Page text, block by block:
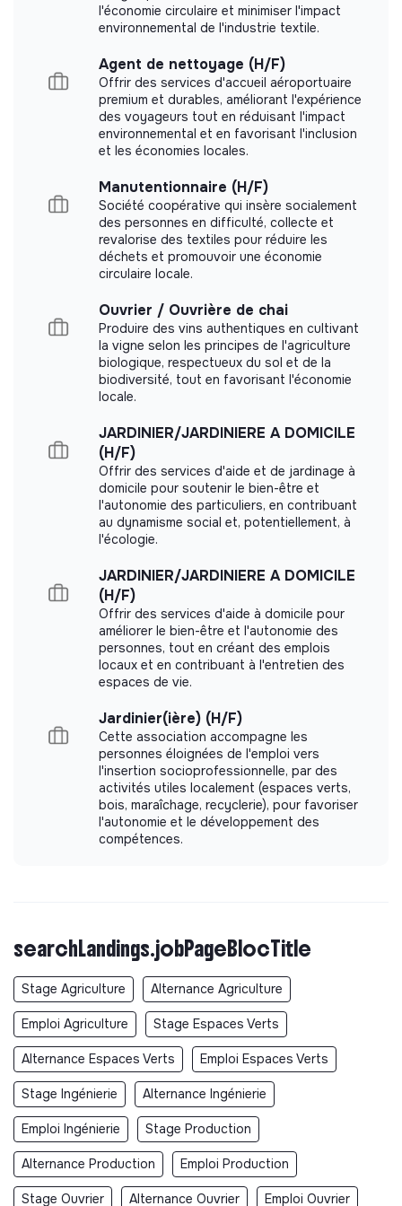
les urbains à la nature
concrètement pour faire évoluer les pratiques du
secteur.
Pourquoi nous rejoindre ?
Participer au lancement d’une nouvelle activité
pleine de sens
Travailler dans une petite équipe engagée et
dynamique
Intervenir sur des projets variés et qualitatifs
👉 Envie de rejoindre l’aventure et de faire évoluer le
paysage vers des pratiques plus respectueuses ? Écris-
nous, on a hâte de te rencontrer.
measurement.
Labels and certifications
This structure did not communicate to us the
labels or certifications that it was able to obtain.
Documents
l'économie circulaire et minimiser l'impact
environnemental de l'industrie textile.
Agent de nettoyage (H/F)
Offrir des services d'accueil aéroportuaire
premium et durables, améliorant l'expérience
des voyageurs tout en réduisant l'impact
environnemental et en favorisant l'inclusion
et les économies locales.
Manutentionnaire (H/F)
Société coopérative qui insère socialement
des personnes en difficulté, collecte et
revalorise des textiles pour réduire les
déchets et promouvoir une économie
circulaire locale.
Ouvrier / Ouvrière de chai
Produire des vins authentiques en cultivant
la vigne selon les principes de l'agriculture
biologique, respectueux du sol et de la
biodiversité, tout en favorisant l'économie
locale.
JARDINIER/JARDINIERE A DOMICILE
(H/F)
Offrir des services d'aide et de jardinage à
domicile pour soutenir le bien-être et
l'autonomie des particuliers, en contribuant
au dynamisme social et, potentiellement, à
l'écologie.
JARDINIER/JARDINIERE A DOMICILE
(H/F)
Offrir des services d'aide à domicile pour
améliorer le bien-être et l'autonomie des
personnes, tout en créant des emplois
locaux et en contribuant à l'entretien des
espaces de vie.
Jardinier(ière) (H/F)
Cette association accompagne les
personnes éloignées de l'emploi vers
l'insertion socioprofessionnelle, par des
activités utiles localement (espaces verts,
bois, maraîchage, recyclerie), pour favoriser
l'autonomie et le développement des
compétences.
searchLandings.jobPageBlocTitle
Stage Agriculture Alternance Agriculture
Emploi Agriculture Stage Espaces Verts
Alternance Espaces Verts Emploi Espaces Verts
Stage Ingénierie Alternance Ingénierie
Emploi Ingénierie Stage Production
Alternance Production Emploi Production
Stage Ouvrier Alternance Ouvrier Emploi Ouvrier